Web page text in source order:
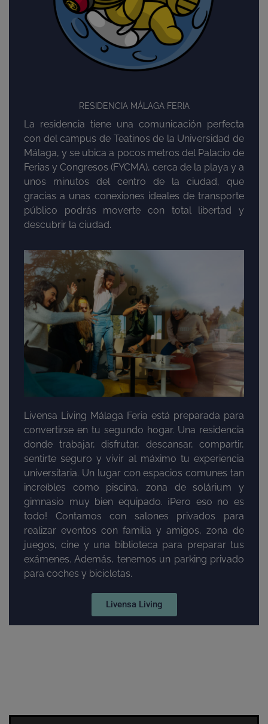
RESIDENCIA MÁLAGA FERIA
La residencia tiene una comunicación perfecta
con del campus de Teatinos de la Universidad de
Málaga, y se ubica a pocos metros del Palacio de
Ferias y Congresos (FYCMA), cerca de la playa y a
unos minutos del centro de la ciudad, que
gracias a unas conexiones ideales de transporte
público podrás moverte con total libertad y
descubrir la ciudad.
Livensa Living Málaga Feria está preparada para
convertirse en tu segundo hogar. Una residencia
donde trabajar, disfrutar, descansar, compartir,
sentirte seguro y vivir al máximo tu experiencia
universitaria. Un lugar con espacios comunes tan
increíbles como piscina, zona de solárium y
gimnasio muy bien equipado. ¡Pero eso no es
todo! Contamos con salones privados para
realizar eventos con familia y amigos, zona de
juegos, cine y una biblioteca para preparar tus
exámenes. Además, tenemos un parking privado
para coches y bicicletas.
Livensa Living